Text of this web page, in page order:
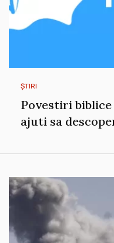
ȘTIRI
Povestiri
ajuti sa